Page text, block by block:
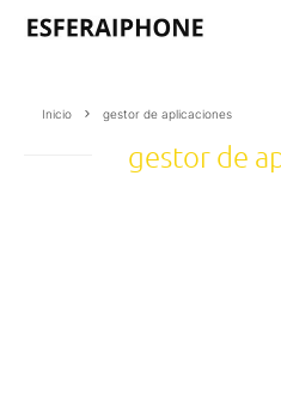
Inicio gestor de aplicaciones
gestor de